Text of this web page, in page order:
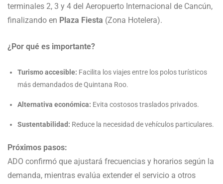
terminales 2, 3 y 4 del Aeropuerto Internacional de Cancún,
finalizando en Plaza Fiesta (Zona Hotelera).
¿Por qué es importante?
Turismo accesible: Facilita los viajes entre los polos turísticos
más demandados de Quintana Roo.
Alternativa económica: Evita costosos traslados privados.
Sustentabilidad: Reduce la necesidad de vehículos particulares.
Próximos pasos:
ADO confirmó que ajustará frecuencias y horarios según la
demanda, mientras evalúa extender el servicio a otros